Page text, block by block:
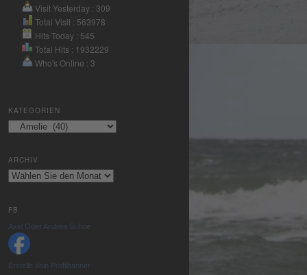
Nutzung des
Service zu, um
dieses Video
anzusehen.
Akzeptieren
Consent
eRecht24
Visit Yesterday : 309
Total Visit : 563978
Hits Today : 545
Total Hits : 1932229
Who's Online : 3
KATEGORIEN
Kategorien
ARCHIV
Archiv
FB
Axel Oder Andrea Schoe
Erstelle dein Profilbanner